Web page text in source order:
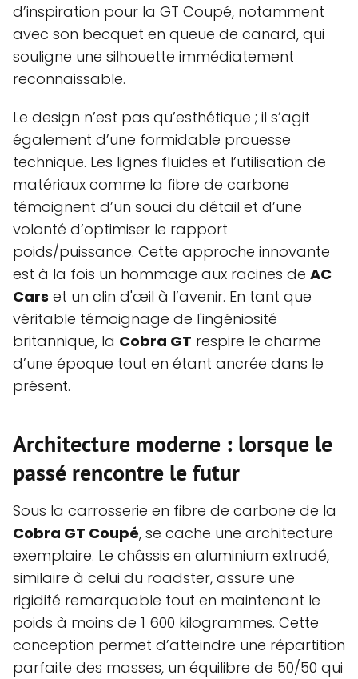
d’inspiration pour la GT Coupé, notamment
avec son becquet en queue de canard, qui
souligne une silhouette immédiatement
reconnaissable.
Le design n’est pas qu’esthétique ; il s’agit
également d’une formidable prouesse
technique. Les lignes fluides et l’utilisation de
matériaux comme la fibre de carbone
témoignent d’un souci du détail et d’une
volonté d’optimiser le rapport
poids/puissance. Cette approche innovante
est à la fois un hommage aux racines de AC
Cars et un clin d'œil à l’avenir. En tant que
véritable témoignage de l'ingéniosité
britannique, la Cobra GT respire le charme
d’une époque tout en étant ancrée dans le
présent.
Architecture moderne : lorsque le
passé rencontre le futur
Sous la carrosserie en fibre de carbone de la
Cobra GT Coupé, se cache une architecture
exemplaire. Le châssis en aluminium extrudé,
similaire à celui du roadster, assure une
rigidité remarquable tout en maintenant le
poids à moins de 1 600 kilogrammes. Cette
conception permet d’atteindre une répartition
parfaite des masses, un équilibre de 50/50 qui